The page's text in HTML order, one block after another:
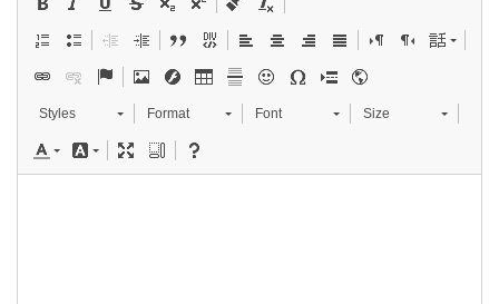
Styles Format Font Size